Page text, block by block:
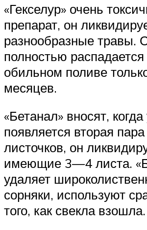
«Гекселур» очень
препарат, он
разнообразные травы.
полностью
обильном поливе
месяцев.
«Бетанал» вносят,
появляется вторая
листочков, он
имеющие 3—4 листа.
удаляет
сорняки, используют
того, как свекла взошла.